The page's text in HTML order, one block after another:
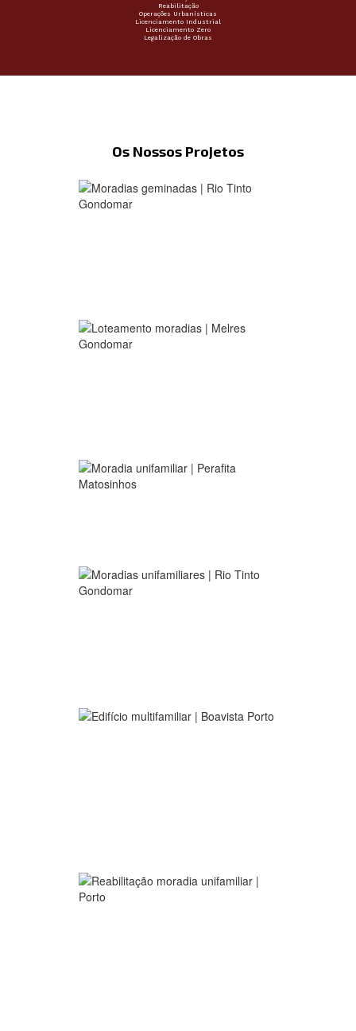
Reabilitação
Operações Urbanísticas
Licenciamento Industrial
Licenciamento Zero
Legalização de Obras
Os Nossos Projetos